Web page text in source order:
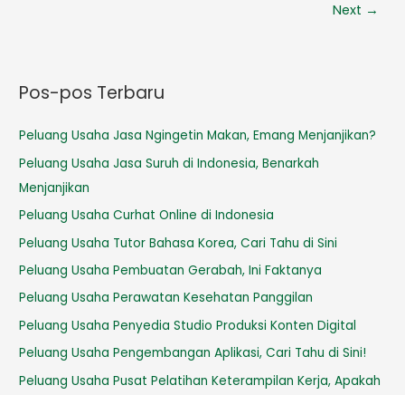
Next →
Pos-pos Terbaru
Peluang Usaha Jasa Ngingetin Makan, Emang Menjanjikan?
Peluang Usaha Jasa Suruh di Indonesia, Benarkah
Menjanjikan
Peluang Usaha Curhat Online di Indonesia
Peluang Usaha Tutor Bahasa Korea, Cari Tahu di Sini
Peluang Usaha Pembuatan Gerabah, Ini Faktanya
Peluang Usaha Perawatan Kesehatan Panggilan
Peluang Usaha Penyedia Studio Produksi Konten Digital
Peluang Usaha Pengembangan Aplikasi, Cari Tahu di Sini!
Peluang Usaha Pusat Pelatihan Keterampilan Kerja, Apakah